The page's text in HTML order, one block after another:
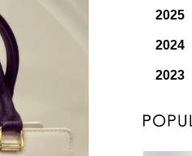
2025
2024
2023